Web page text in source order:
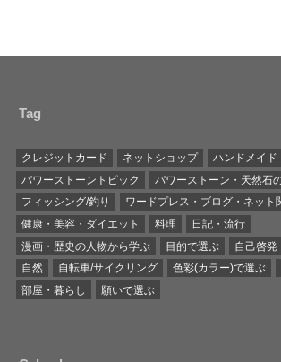
Tag
クレジットカード ネットショップ
ハンドメイド
パワーストーントピック
パワーストーン・天然石
フィッシング/釣り
ワードプレス・ブログ・ネット
健康・美容・ダイエット
料理
日記・流行
漫画・歴史の人物から学ぶ
目的で選ぶ
自己啓発
自然
自転車/サイクリング 色彩(カラー)で選ぶ
部屋・暮らし
願いで選ぶ